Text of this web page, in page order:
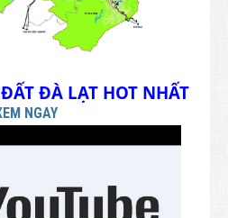
ĐÀ LẠT HOT NHẤT
NGAY